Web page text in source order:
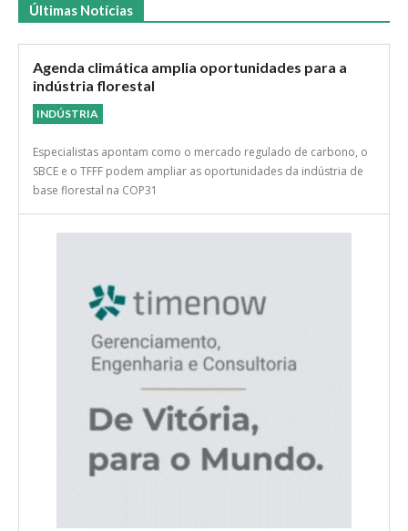
Últimas Notícias
Agenda climática amplia oportunidades para a
indústria florestal
INDÚSTRIA
Especialistas apontam como o mercado regulado de carbono, o
SBCE e o TFFF podem ampliar as oportunidades da indústria de
base florestal na COP31